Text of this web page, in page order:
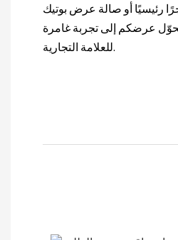
رئيسيًا أو صالة عرض بوتيك
عرضكم إلى تجربة غامرة
للعلامة التجارية.